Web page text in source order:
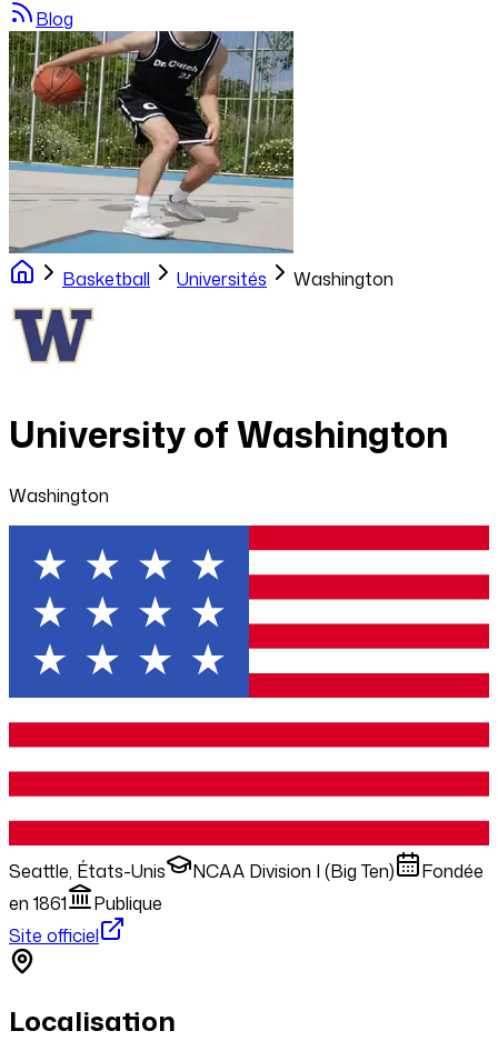
Blog
Basketball Universités Washington
University of Washington
Washington
Seattle, États-Unis NCAA Division I (Big Ten)
Fondée
en 1861
Publique
Site officiel
Localisation